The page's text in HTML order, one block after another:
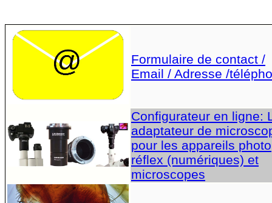
Formulaire de contact /
Email / Adresse /
Configurateur en ligne:
adaptateur de
pour les appareils photo
réflex (numériques) et
microscopes